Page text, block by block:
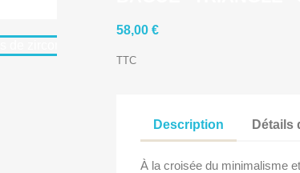
58,00 €
TTC
Description Détails
À la croisée du minimalisme